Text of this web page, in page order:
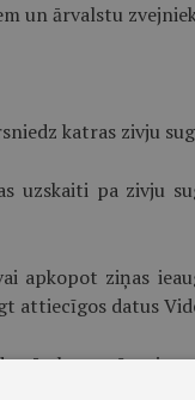
un ārvalstu
katras zivju
uzskaiti pa zivju
apkopot ziņas
attiecīgos datus
pārskata mēnesim